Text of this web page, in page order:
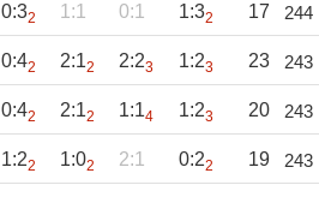
0:32 1:1 0:1 1:32 17 244
0:42 2:12 2:23 1:23 23 243
0:42 2:12 1:14 1:23 20 243
1:22 1:02 2:1 0:22 19 243